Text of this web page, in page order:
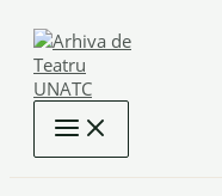
content